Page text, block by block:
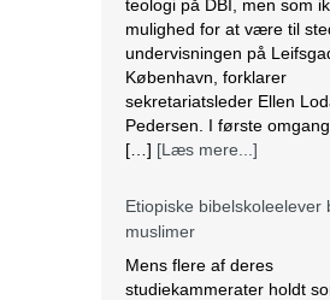
teologi på DBI, men som
mulighed for at være til
undervisningen på
København, forklarer
sekretariatsleder Ellen
Pedersen. I første
[…] [Læs mere...]
Etiopiske bibelskoleelever
muslimer
Mens flere af deres
studiekammerater holdt